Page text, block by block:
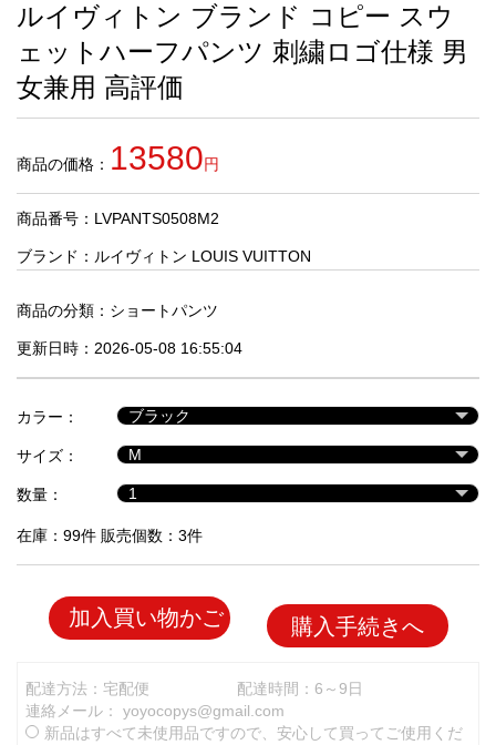
お
す
す
め
商
人
気
商
セ
ル
品
ルイヴィトン ブランド コピー スウ
ェットハーフパンツ 刺繍ロゴ仕様 男
女兼用 高評価
商品の価格： 13580円
商品番号：LVPANTS0508M2
ブランド： ルイヴィトン LOUIS VUITTON
商品の分類： ショートパンツ
更新日時：2026-05-08 16:55:04
カラー：
サイズ：
数量：
在庫：99件 販売個数：3件
加入買い物かご 購入手続きへ
配達方法：宅配便
配達時間：6～9日
連絡メール： yoyocopys@gmail.com
新品はすべて未使用品ですので、安心して買ってご使用くだ